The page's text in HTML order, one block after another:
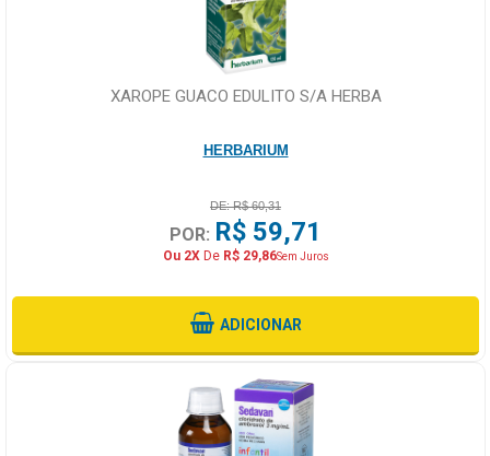
XAROPE GUACO EDULITO S/A HERBA
HERBARIUM
DE: R$ 60,31
POR: R$ 59,71
Ou 2XDe R$ 29,86Sem Juros
ADICIONAR